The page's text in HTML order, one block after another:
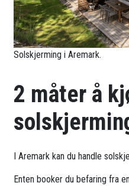
Solskjerming i Aremark.
2 måter å
I Aremark kan du handle
Enten booker du befaring fra